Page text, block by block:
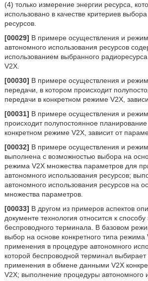
(4) только измерение энергии ресурса,
использовано в качестве критериев
ресурсов.
[00029] В примере осуществления и
автономного использования ресурсов
использованием выбранного
V2X.
[00030] В примере осуществления и
передачи, в котором происходит
передачи в конкретном режиме V2X,
[00031] В примере осуществления и
происходит полупостоянное
конкретном режиме V2X, зависит от
[00032] В примере осуществления и
выполнена с возможностью выбора на
режима V2X множества параметров для
автономного использования ресурсов;
автономного использования ресурсов на
множества параметров.
[00033] В другом из примеров аспектов
документе технология относится к способу
беспроводного терминала. В базовом
выбор на основе конкретного типа
применения в процедуре автономного
которой беспроводной терминал
применения в обмене данными V2X
V2X; выполнение процедуры автономного